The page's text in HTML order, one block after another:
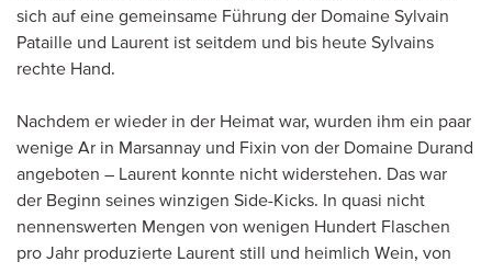
sich auf eine gemeinsame Führung der Domaine Sylvain
Pataille und Laurent ist seitdem und bis heute Sylvains
rechte Hand.
Nachdem er wieder in der Heimat war, wurden ihm ein paar
wenige Ar in Marsannay und Fixin von der Domaine Durand
angeboten – Laurent konnte nicht widerstehen. Das war
der Beginn seines winzigen Side-Kicks. In quasi nicht
nennenswerten Mengen von wenigen Hundert Flaschen
pro Jahr produzierte Laurent still und heimlich Wein, von